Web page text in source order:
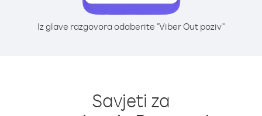
Iz glave razgovora odaberite "Viber Out poziv"
Savjeti za